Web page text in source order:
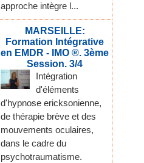
approche intègre l...
MARSEILLE:
Formation Intégrative
en EMDR - IMO ®. 3ème
Session. 3/4
Intégration
d'éléments
d'hypnose ericksonienne,
de thérapie brève et des
mouvements oculaires,
dans le cadre du
psychotraumatisme.